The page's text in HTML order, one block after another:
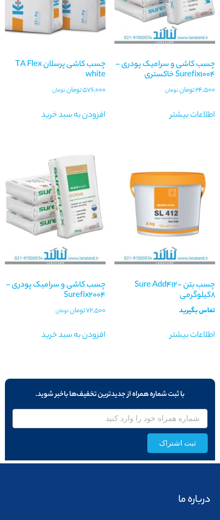
چسب کاشی و سرامیک پودری -
Surefix1004 خاکستری
24,500تومانتومان
اطلاعات بیشتر
چسب کاشی پرسلان TA Flex
white
576,000تومانتومان
افزودن به سبد خرید
چسب بتن Sure Add412-
8کیلوگرمی
تماس بگیرید
اطلاعات بیشتر
چسب کاشی و سرامیک پودری -
Surefix2004
72,500تومانتومان
افزودن به سبد خرید
با ثبت شماره همراه از جدید‌ترین تخفیف‌ها با‌خبر شوید.
ثبت اشتراک
درباره ما